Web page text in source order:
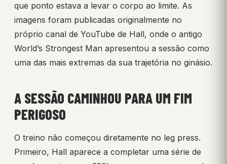
que ponto estava a levar o corpo ao limite. As
imagens foram publicadas originalmente no
próprio canal de YouTube de Hall, onde o antigo
World’s Strongest Man apresentou a sessão como
uma das mais extremas da sua trajetória no ginásio.
A SESSÃO CAMINHOU PARA UM FIM
PERIGOSO
O treino não começou diretamente no leg press.
Primeiro, Hall aparece a completar uma série de